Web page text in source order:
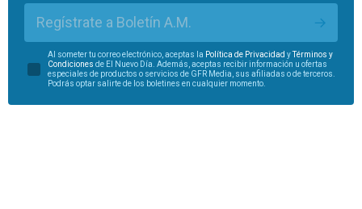
Regístrate a Boletín A.M.
Al someter tu correo electrónico, aceptas la Política de Privacidad yTérminos y
Condiciones de El Nuevo Día. Además, aceptas recibir información u ofertas
especiales de productos o servicios de GFR Media, sus afiliadas o de terceros.
Podrás optar salirte de los boletines en cualquier momento.